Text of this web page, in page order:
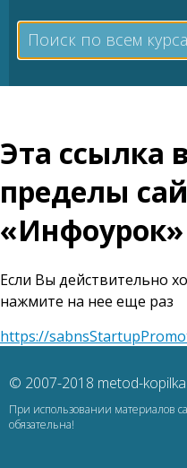
Эта ссылка
пределы
«Инфоурок»
Если Вы действительно
нажмите на нее еще раз
https://
© 2007-2018 metod-
При использовании материалов
обязательна!